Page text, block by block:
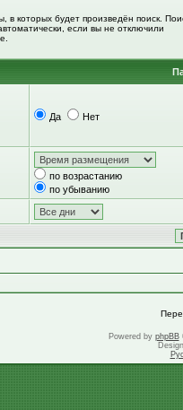
которых будет произведён поиск.
если вы не отключили
Да Нет
по возрастанию
по убыванию
Powered by phpBB